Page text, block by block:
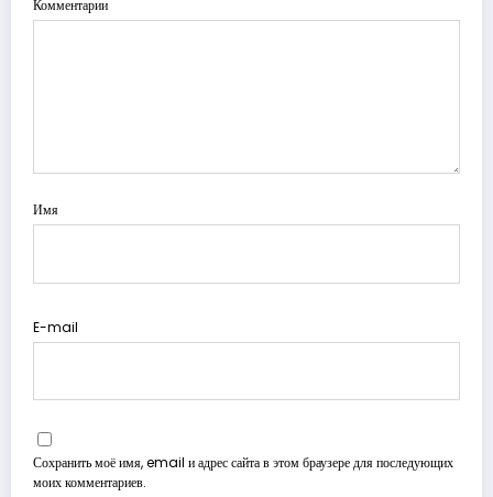
Комментарии
Имя
E-mail
Сохранить моё имя, email и адрес сайта в этом браузере для последующих
моих комментариев.